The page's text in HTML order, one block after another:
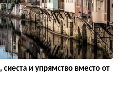
и упрямство вместо от